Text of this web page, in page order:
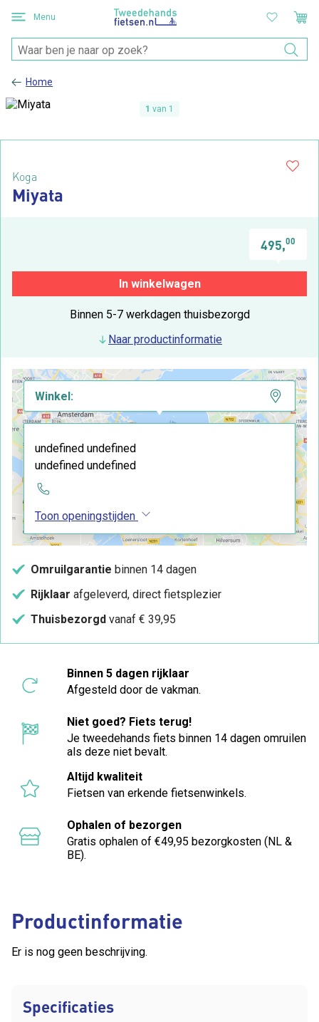
Menu
Home
1 van 1
Productinformatie
Er is nog geen beschrijving.
Specificaties
Koga
Miyata
495,00
In winkelwagen
Binnen 5-7 werkdagen thuisbezorgd
Naar productinformatie
Winkel:
undefined undefined
undefined undefined
Toon openingstijden
Omruilgarantie binnen 14 dagen
Rijklaar afgeleverd, direct fietsplezier
Thuisbezorgd vanaf € 39,95
Binnen 5 dagen rijklaar
Afgesteld door de vakman.
Niet goed? Fiets terug!
Je tweedehands fiets binnen 14 dagen omruilen
als deze niet bevalt.
Altijd kwaliteit
Fietsen van erkende fietsenwinkels.
Ophalen of bezorgen
Gratis ophalen of €49,95 bezorgkosten (NL &
BE).